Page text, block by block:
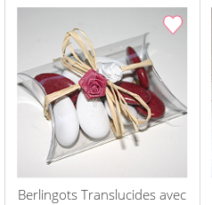
Berlingots Translucides avec